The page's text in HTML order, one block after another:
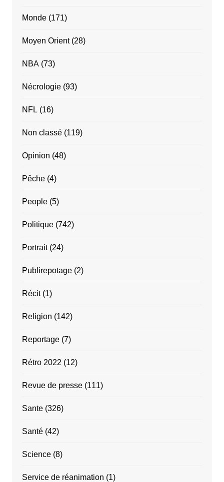
Monde(171)
Moyen Orient(28)
NBA(73)
Nécrologie(93)
NFL (16)
Non classé(119)
Opinion (48)
Pêche(4)
People(5)
Politique(742)
Portrait(24)
Publirepotage(2)
Récit(1)
Religion (142)
Reportage(7)
Rétro 2022 (12)
Revue de presse(111)
Sante(326)
Santé(42)
Science(8)
Service de réanimation (1)